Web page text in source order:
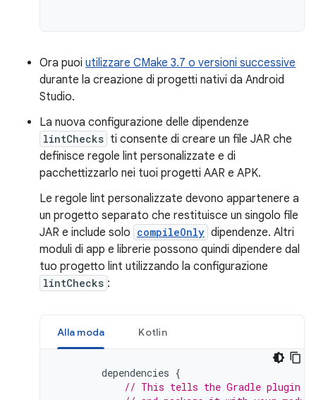
Ora puoi utilizzare CMake 3.7 o versioni successive
durante la creazione di progetti nativi da Android
Studio.
La nuova configurazione delle dipendenze
lintChecks ti consente di creare un file JAR che
definisce regole lint personalizzate e di
pacchettizzarlo nei tuoi progetti AAR e APK.
Le regole lint personalizzate devono appartenere a
un progetto separato che restituisce un singolo file
JAR e include solo compileOnly dipendenze. Altri
moduli di app e librerie possono quindi dipendere dal
tuo progetto lint utilizzando la configurazione
lintChecks :
Alla moda Kotlin
dependencies {
// This tells the Gradle